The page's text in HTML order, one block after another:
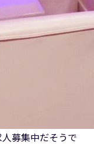
募集中だそうで